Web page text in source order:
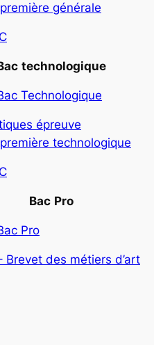
générale
technologique
Technologique
épreuve
technologique
Bac Pro
Pro
Brevet des métiers d’art